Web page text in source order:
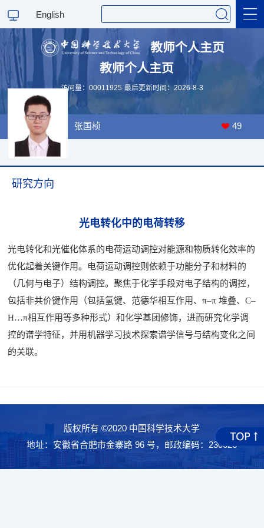
English
教师个人主页
教师个人主页
访问量： 00011925 最后更新时间： 2026-8-3
张国桢 49
研究方向
光电转化中的电荷转移
光电转化和光催化体系的电荷运动调控对能源和物质转化效率的
优化起着关键作用。电荷运动调控则依赖于功能分子和材料的
（几何与电子）结构调控。聚焦于化学手段对电子结构的调控，
包括非共价键作用（包括氢键、范德华相互作用、π–π 堆叠、C–
H…π相互作用等多种形式）和化学基团修饰，进而研究化学调
控的谱学特征，并用机器学习技术探索谱学信号与结构变化之间
的关联。
版权所有 ©2020 中国科学技术大学
地址：安徽省合肥市金寨路 96 号，邮政编码：230026